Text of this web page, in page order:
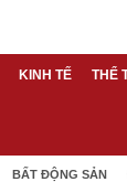
KINH TẾ THỂ
BẤT ĐỘNG SẢN